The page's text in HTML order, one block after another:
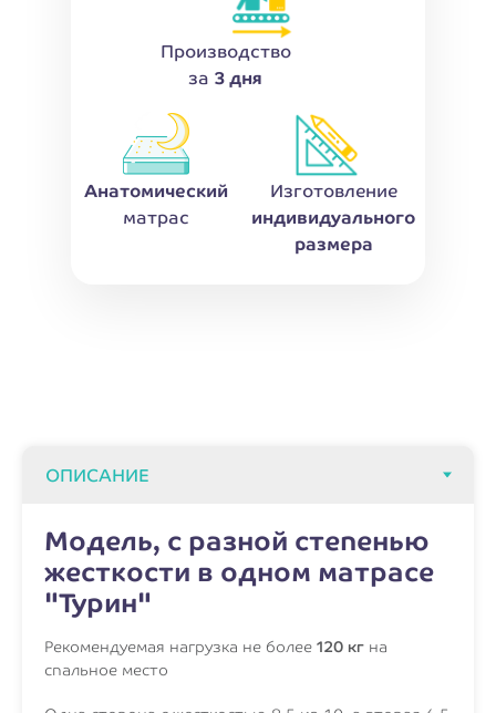
Анатомический
матрас
Изготовление
индивидуального
размера
Производство
за 3 дня
Модель, с разной степенью
жесткости в одном матрасе
"Турин"
Рекомендуемая нагрузка не более 120 кг на
спальное место